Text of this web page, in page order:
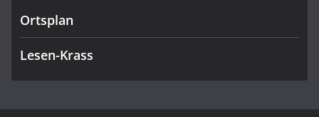
Ortsplan
Lesen-Krass